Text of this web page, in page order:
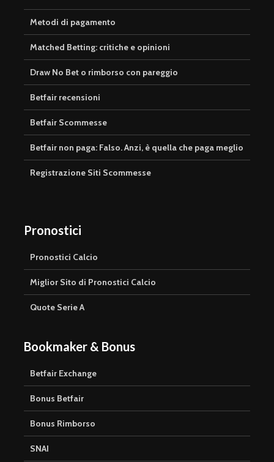
Metodi di pagamento
Matched Betting: critiche e opinioni
Draw No Bet o rimborso con pareggio
Betfair recensioni
Betfair Scommesse
Betfair non paga: Falso. Anzi, è quella che paga meglio
Registrazione Siti Scommesse
Pronostici
Pronostici Calcio
Miglior Sito di Pronostici Calcio
Quote Serie A
Bookmaker & Bonus
Betfair Exchange
Bonus Betfair
Bonus Rimborso
SNAI